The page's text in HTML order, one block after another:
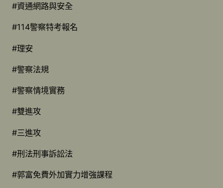
#資通網路與安全
#114警察特考報名
#理安
#警察法規
#警察情境實務
#雙進攻
#三進攻
#刑法刑事訴訟法
#郭富免費外加實力增強課程